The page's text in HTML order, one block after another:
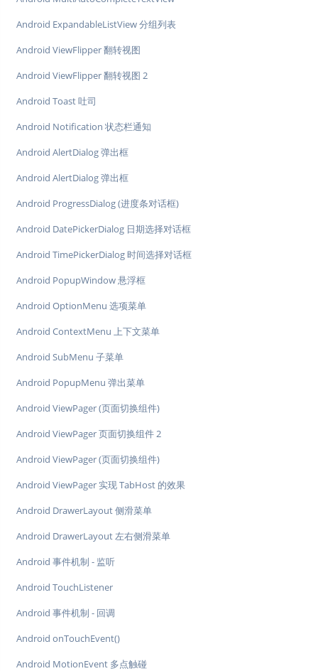
Android ExpandableListView 分组列表
Android ViewFlipper 翻转视图
Android ViewFlipper 翻转视图 2
Android Toast 吐司
Android Notification 状态栏通知
Android AlertDialog 弹出框
Android AlertDialog 弹出框
Android ProgressDialog (进度条对话框)
Android DatePickerDialog 日期选择对话框
Android TimePickerDialog 时间选择对话框
Android PopupWindow 悬浮框
Android OptionMenu 选项菜单
Android ContextMenu 上下文菜单
Android SubMenu 子菜单
Android PopupMenu 弹出菜单
Android ViewPager (页面切换组件)
Android ViewPager 页面切换组件 2
Android ViewPager (页面切换组件)
Android ViewPager 实现 TabHost 的效果
Android DrawerLayout 侧滑菜单
Android DrawerLayout 左右侧滑菜单
Android 事件机制 - 监听
Android TouchListener
Android 事件机制 - 回调
Android onTouchEvent()
Android MotionEvent 多点触碰